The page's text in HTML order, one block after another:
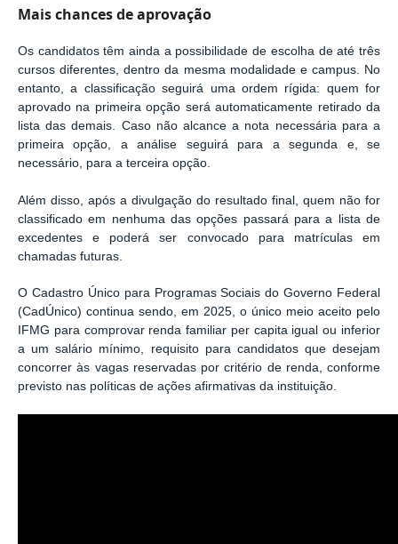
Mais chances de aprovação
Os candidatos têm ainda a possibilidade de escolha de até três
cursos diferentes, dentro da mesma modalidade e campus. No
entanto, a classificação seguirá uma ordem rígida: quem for
aprovado na primeira opção será automaticamente retirado da
lista das demais. Caso não alcance a nota necessária para a
primeira opção, a análise seguirá para a segunda e, se
necessário, para a terceira opção.
Além disso, após a divulgação do resultado final, quem não for
classificado em nenhuma das opções passará para a lista de
excedentes e poderá ser convocado para matrículas em
chamadas futuras.
O Cadastro Único para Programas Sociais do Governo Federal
(CadÚnico) continua sendo, em 2025, o único meio aceito pelo
IFMG para comprovar renda familiar per capita igual ou inferior
a um salário mínimo, requisito para candidatos que desejam
concorrer às vagas reservadas por critério de renda, conforme
previsto nas políticas de ações afirmativas da instituição.